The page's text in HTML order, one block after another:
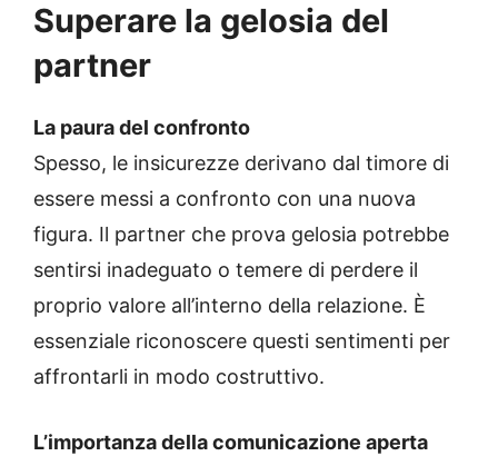
Superare la gelosia del
partner
La paura del confronto
Spesso, le insicurezze derivano dal timore di
essere messi a confronto con una nuova
figura. Il partner che prova gelosia potrebbe
sentirsi inadeguato o temere di perdere il
proprio valore all’interno della relazione. È
essenziale riconoscere questi sentimenti per
affrontarli in modo costruttivo.
L’importanza della comunicazione aperta